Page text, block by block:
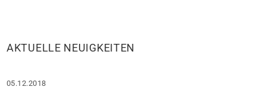
AKTUELLE NEUIGKEITEN
05.12.2018